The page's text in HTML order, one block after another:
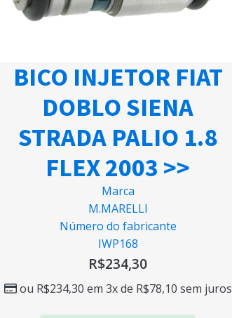
BICO INJETOR FIAT
DOBLO SIENA
STRADA PALIO 1.8
FLEX 2003 >>
Marca
M.MARELLI
Número do fabricante
IWP168
R$234,30
ou R$234,30 em 3x de R$78,10 sem juros